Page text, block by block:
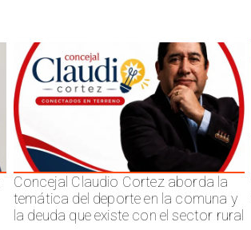
Concejal Claudio Cortez aborda la
temática del deporte en la comuna y
la deuda que existe con el sector rural